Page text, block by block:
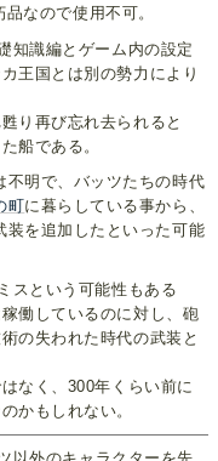
なので使用不可。
知識編とゲーム内の設定
王国とは別の勢力により
り再び忘れ去られると
船である。
不明で、バッツたちの時代
町に暮らしている事から、
装を追加したといった可能
スという可能性もある
働しているのに対し、砲
の失われた時代の武装と
なく、300年くらい前に
かもしれない。